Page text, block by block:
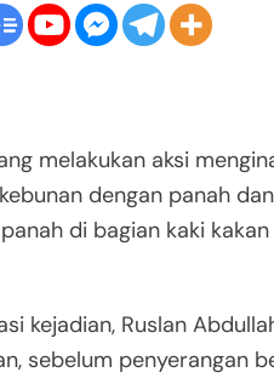
melakukan aksi
dengan panah
di bagian kaki
kejadian, Ruslan
sebelum penyerangan